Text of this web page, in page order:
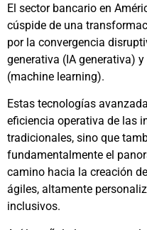
El sector bancario en
cúspide de una
por la convergencia
generativa (IA generativa)
(machine learning).
Estas tecnologías
eficiencia operativa de las
tradicionales, sino que
fundamentalmente el
camino hacia la creación
ágiles, altamente
inclusivos.